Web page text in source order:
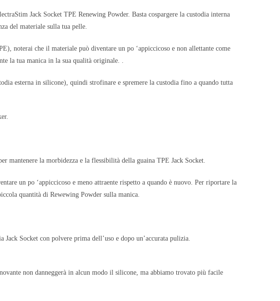
Jack Socket TPE Renewing Powder. Basta cospargere la custodia interna
del materiale sulla tua pelle.
noterai che il materiale può diventare un po ‘appiccicoso e non allettante come
la tua manica in la sua qualità originale. .
esterna in silicone), quindi strofinare e spremere la custodia fino a quando tutta
mantenere la morbidezza e la flessibilità della guaina TPE Jack Socket.
un po ‘appiccicoso e meno attraente rispetto a quando è nuovo. Per riportare la
quantità di Rewewing Powder sulla manica.
Socket con polvere prima dell’uso e dopo un’accurata pulizia.
non danneggerà in alcun modo il silicone, ma abbiamo trovato più facile